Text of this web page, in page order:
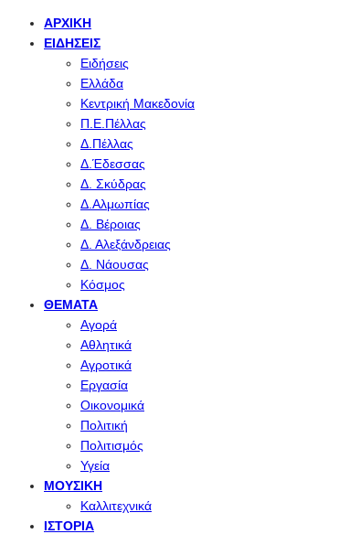
ΑΡΧΙΚΉ
ΕΙΔΉΣΕΙΣ
Ειδήσεις
Ελλάδα
Κεντρική Μακεδονία
Π.Ε.Πέλλας
Δ.Πέλλας
Δ.Έδεσσας
Δ. Σκύδρας
Δ.Αλμωπίας
Δ. Βέροιας
Δ. Αλεξάνδρειας
Δ. Νάουσας
Κόσμος
ΘΈΜΑΤΑ
Αγορά
Αθλητικά
Αγροτικά
Εργασία
Οικονομικά
Πολιτική
Πολιτισμός
Υγεία
ΜΟΥΣΙΚΉ
Καλλιτεχνικά
ΙΣΤΟΡΊΑ